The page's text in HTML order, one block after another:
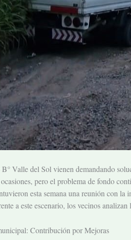
Valle del Sol vienen demandando
pero el problema de fondo
esta semana una reunión con
a este escenario, los vecinos analizan
Contribución por Mejoras